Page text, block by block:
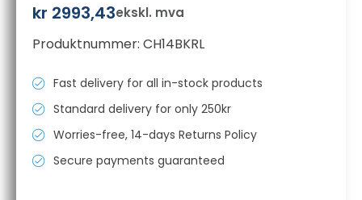
kr 2993,43ekskl. mva
Produktnummer: CH14BKRL
Fast delivery for all in-stock products
Standard delivery for only 250kr
Worries-free, 14-days Returns Policy
Secure payments guaranteed